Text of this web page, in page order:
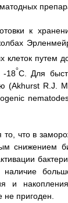
к
путем
-18°С. Для
(Akhurst R.J.
то, что в
снижением
наличие
и
пригоден.